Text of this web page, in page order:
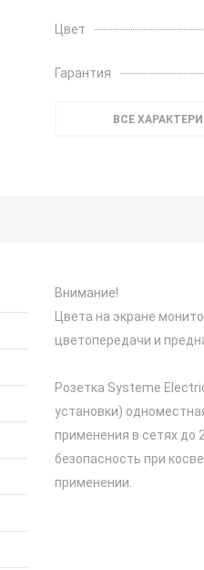
Цвет
Гарантия
ВСЕ
Внимание!
Цвета на экране
цветопередачи и
Розетка Systeme
установки)
применения в сетях до
безопасность при
применении.